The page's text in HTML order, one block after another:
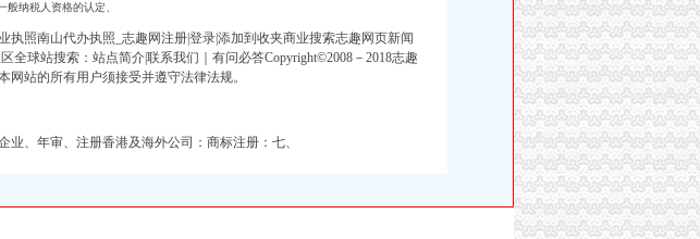
纳税人资格的认定、
照南山代办执照_志趣网注册|登录|添加到收夹商业搜索志趣网页新闻
全球站搜索：站点简介|联系我们｜有问必答Copyright©2008－2018志趣
网站的所有用户须接受并遵守法律法规。
、年审、注册香港及海外公司：商标注册：七、